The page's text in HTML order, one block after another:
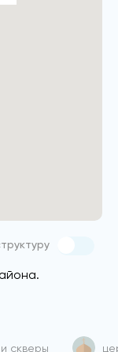
скверы